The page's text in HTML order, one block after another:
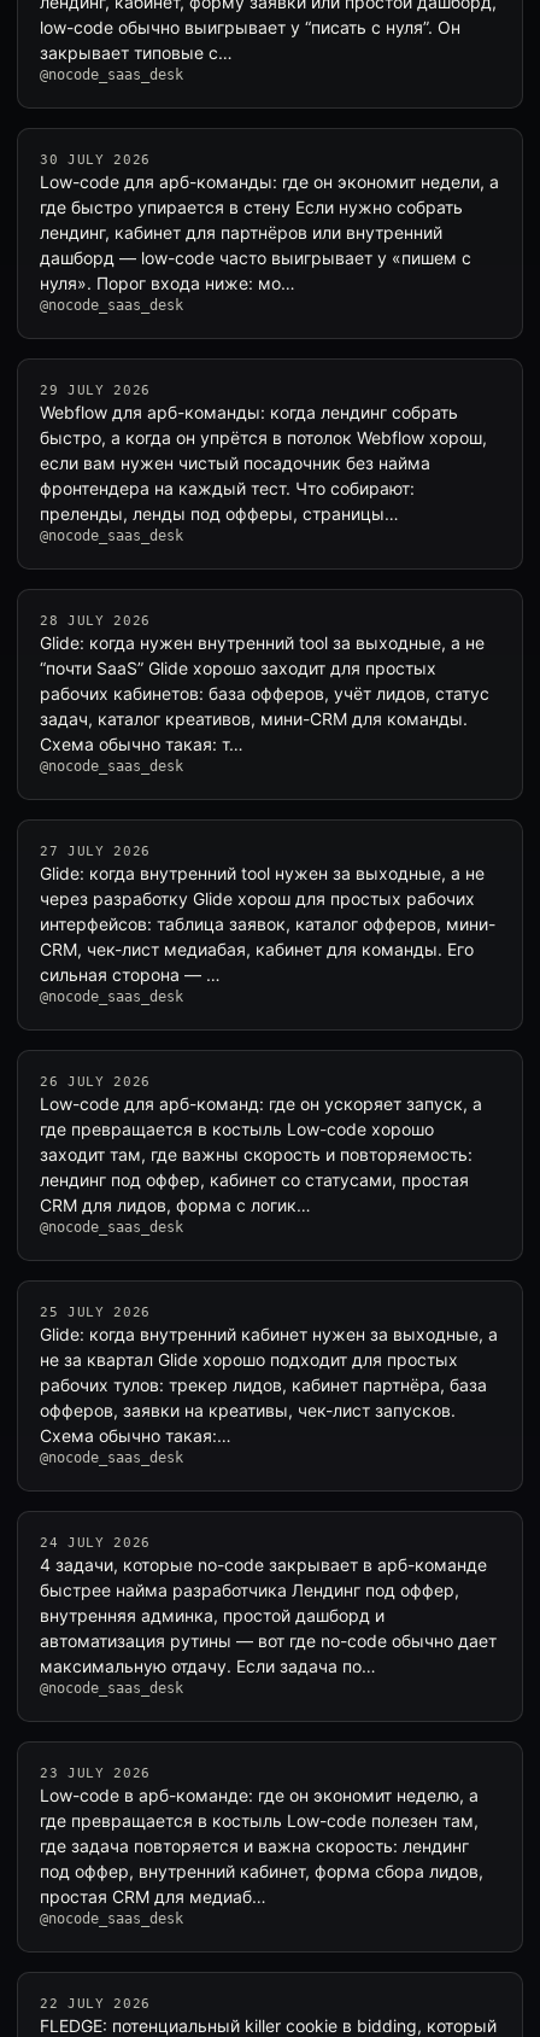
low-code обычно выигрывает у “писать с нуля”. Он
закрывает типовые с…
@nocode_saas_desk
30 JULY 2026
Low-code для арб-команды: где он экономит недели, а
где быстро упирается в стену Если нужно собрать
лендинг, кабинет для партнёров или внутренний
дашборд — low-code часто выигрывает у «пишем с
нуля». Порог входа ниже: мо…
@nocode_saas_desk
29 JULY 2026
Webflow для арб-команды: когда лендинг собрать
быстро, а когда он упрётся в потолок Webflow хорош,
если вам нужен чистый посадочник без найма
фронтендера на каждый тест. Что собирают:
преленды, ленды под офферы, страницы…
@nocode_saas_desk
28 JULY 2026
Glide: когда нужен внутренний tool за выходные, а не
“почти SaaS” Glide хорошо заходит для простых
рабочих кабинетов: база офферов, учёт лидов, статус
задач, каталог креативов, мини-CRM для команды.
Схема обычно такая: т…
@nocode_saas_desk
27 JULY 2026
Glide: когда внутренний tool нужен за выходные, а не
через разработку Glide хорош для простых рабочих
интерфейсов: таблица заявок, каталог офферов, мини-
CRM, чек-лист медиабая, кабинет для команды. Его
сильная сторона — …
@nocode_saas_desk
26 JULY 2026
Low-code для арб-команд: где он ускоряет запуск, а
где превращается в костыль Low-code хорошо
заходит там, где важны скорость и повторяемость:
лендинг под оффер, кабинет со статусами, простая
CRM для лидов, форма с логик…
@nocode_saas_desk
25 JULY 2026
Glide: когда внутренний кабинет нужен за выходные, а
не за квартал Glide хорошо подходит для простых
рабочих тулов: трекер лидов, кабинет партнёра, база
офферов, заявки на креативы, чек-лист запусков.
Схема обычно такая:…
@nocode_saas_desk
24 JULY 2026
4 задачи, которые no-code закрывает в арб-команде
быстрее найма разработчика Лендинг под оффер,
внутренняя админка, простой дашборд и
автоматизация рутины — вот где no-code обычно дает
максимальную отдачу. Если задача по…
@nocode_saas_desk
23 JULY 2026
Low-code в арб-команде: где он экономит неделю, а
где превращается в костыль Low-code полезен там,
где задача повторяется и важна скорость: лендинг
под оффер, внутренний кабинет, форма сбора лидов,
простая CRM для медиаб…
@nocode_saas_desk
22 JULY 2026
FLEDGE: потенциальный killer cookie в bidding, который